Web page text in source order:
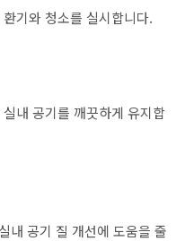
기와 청소를 실시합니다.
내 공기를 깨끗하게 유지합
내 공기 질 개선에 도움을 줄